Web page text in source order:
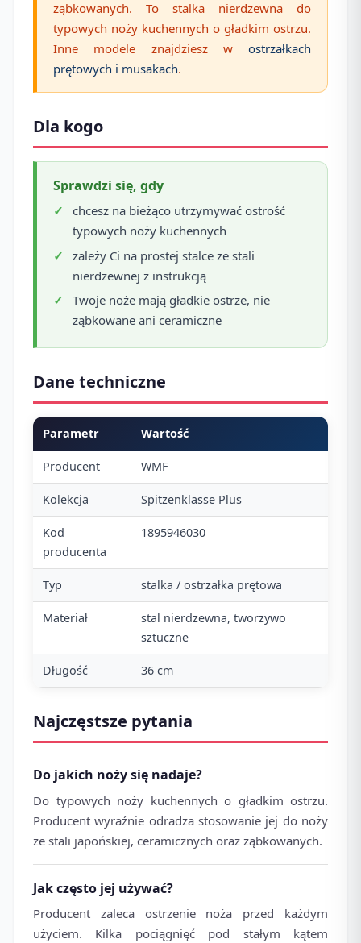
ząbkowanych. To stalka nierdzewna do
typowych noży kuchennych o gładkim ostrzu.
Inne modele znajdziesz w ostrzałkach
prętowych i musakach.
Dla kogo
Sprawdzi się, gdy
chcesz na bieżąco utrzymywać ostrość
typowych noży kuchennych
zależy Ci na prostej stalce ze stali
nierdzewnej z instrukcją
Twoje noże mają gładkie ostrze, nie
ząbkowane ani ceramiczne
Dane techniczne
Parametr Wartość
Producent WMF
Kolekcja Spitzenklasse Plus
Kod
producenta
1895946030
Typ stalka / ostrzałka prętowa
Materiał
stal nierdzewna, tworzywo
sztuczne
Długość 36 cm
Najczęstsze pytania
Do jakich noży się nadaje?
Do typowych noży kuchennych o gładkim ostrzu.
Producent wyraźnie odradza stosowanie jej do noży
ze stali japońskiej, ceramicznych oraz ząbkowanych.
Jak często jej używać?
Producent zaleca ostrzenie noża przed każdym
użyciem. Kilka pociągnięć pod stałym kątem